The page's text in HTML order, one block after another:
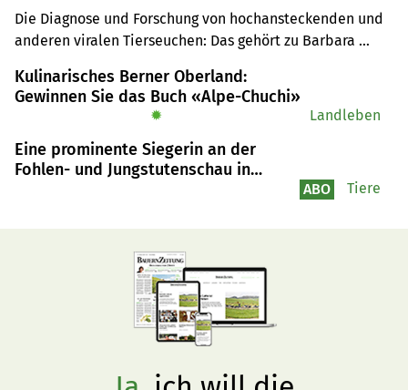
Die Diagnose und Forschung von hochansteckenden und
anderen viralen Tierseuchen: Das gehört zu Barbara
und Immunologie.
Kulinarisches Berner Oberland:
Gewinnen Sie das Buch «Alpe-Chuchi»
✹ Landleben
Eine prominente Siegerin an der
Fohlen- und Jungstutenschau in
ABO Tiere